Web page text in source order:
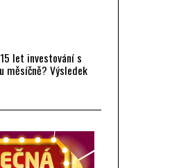
let investování s
měsíčně? Výsledek